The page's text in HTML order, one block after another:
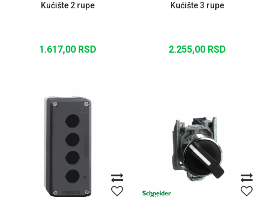
Kućište 2 rupe
1.617,00 RSD
Kućište 3 rupe
2.255,00 RSD